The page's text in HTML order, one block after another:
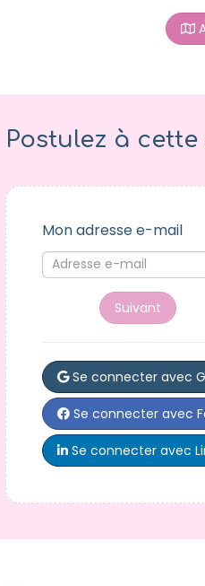
Postulez à
Mon adresse e-mail
Suivant
Se connecter avec
Se connecter avec
Se connecter avec